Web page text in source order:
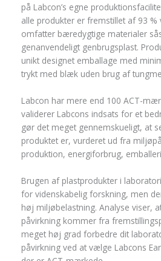
på Labcon’s egne
alle produkter er fremstillet af 93
omfatter bæredygtige materialer
genanvendeligt genbrugsplast.
unikt designet emballage med
trykt med blæk uden brug af
Labcon har mere end 100 ACT-
validerer Labcons indsats for et
gør det meget gennemskueligt, at
produktet er, vurderet ud fra
produktion, energiforbrug,
Brugen af plastprodukter i
for videnskabelig forskning, men
høj miljøbelastning. Analyse viser,
påvirkning kommer fra
meget høj grad forbedre dit
påvirkning ved at vælge Labcons